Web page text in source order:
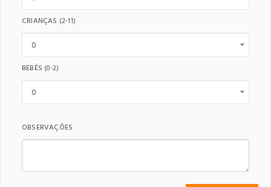
CRIANÇAS (2-11)
BEBÉS (0-2)
OBSERVAÇÕES